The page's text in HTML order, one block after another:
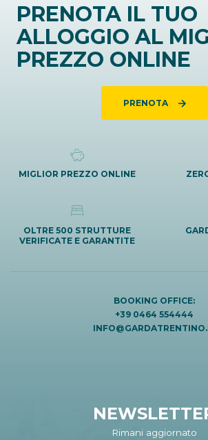
PRENOTA IL TUO
ALLOGGIO AL
PREZZO ONLINE
PRENOTA
MIGLIOR PREZZO ONLINE
OLTRE 500 STRUTTURE
VERIFICATE E GARANTITE
BOOKING OFFICE:
+39 0464 554444
Rimani aggiornato